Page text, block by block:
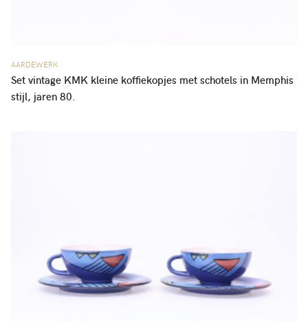
AARDEWERK
Set vintage KMK kleine koffiekopjes met schotels in Memphis
stijl, jaren 80.